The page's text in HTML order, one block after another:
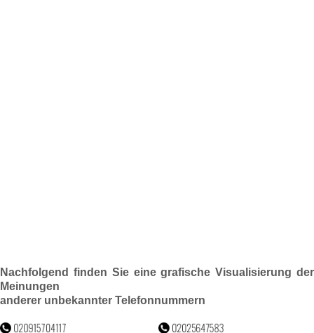
Nachfolgend finden Sie eine grafische Visualisierung der
Meinungen
anderer unbekannter Telefonnummern